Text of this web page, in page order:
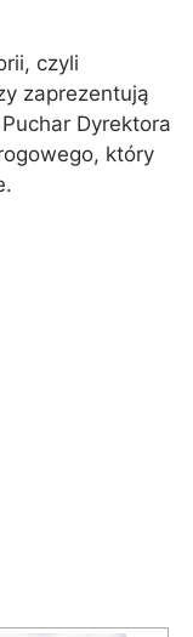
czyli
zaprezentują
Dyrektora
który